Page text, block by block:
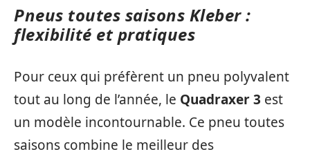
Pneus toutes saisons Kleber :
flexibilité et pratiques
Pour ceux qui préfèrent un pneu polyvalent
tout au long de l’année, le Quadraxer 3 est
un modèle incontournable. Ce pneu toutes
saisons combine le meilleur des